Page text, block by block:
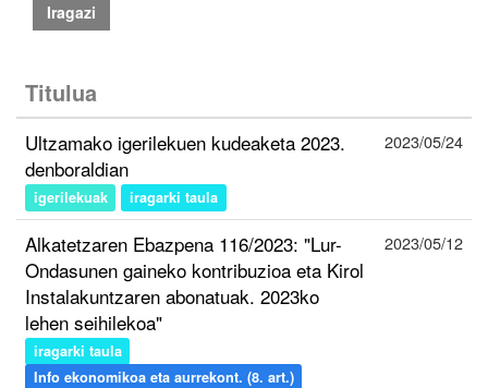
Iragazi
Titulua
Ultzamako igerilekuen kudeaketa 2023.
denboraldian
igerilekuak iragarki taula
2023/05/24
Alkatetzaren Ebazpena 116/2023: "Lur-
Ondasunen gaineko kontribuzioa eta Kirol
Instalakuntzaren abonatuak. 2023ko
lehen seihilekoa"
iragarki taula
Info ekonomikoa eta aurrekont. (8. art.)
2023/05/12